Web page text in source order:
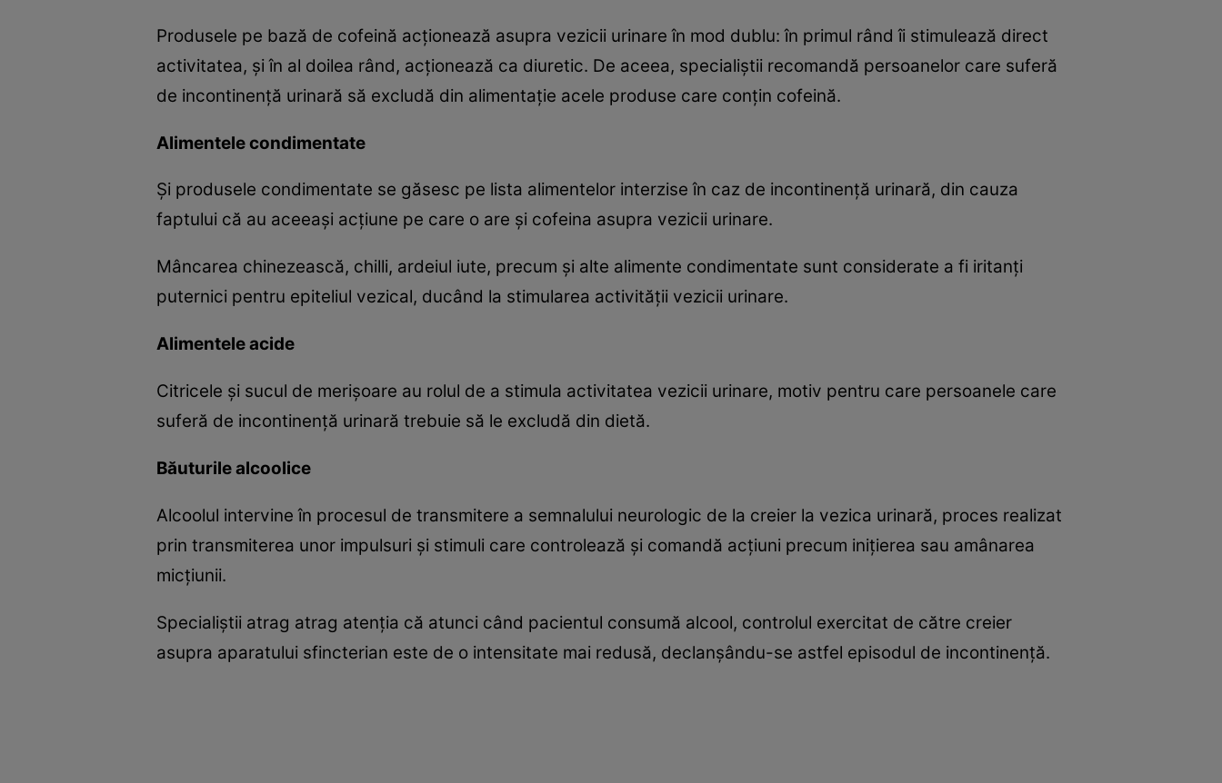
Produsele pe bază de cofeină acţionează asupra vezicii urinare în mod dublu: în primul rând îi stimulează direct
activitatea, şi în al doilea rând, acţionează ca diuretic. De aceea, specialiştii recomandă persoanelor care suferă
de incontinenţă urinară să excludă din alimentaţie acele produse care conţin cofeină.
Alimentele condimentate
Şi produsele condimentate se găsesc pe lista alimentelor interzise în caz de incontinenţă urinară, din cauza
faptului că au aceeaşi acţiune pe care o are şi cofeina asupra vezicii urinare.
Mâncarea chinezească, chilli, ardeiul iute, precum şi alte alimente condimentate sunt considerate a fi iritanţi
puternici pentru epiteliul vezical, ducând la stimularea activităţii vezicii urinare.
Alimentele acide
Citricele şi sucul de merişoare au rolul de a stimula activitatea vezicii urinare, motiv pentru care persoanele care
suferă de incontinenţă urinară trebuie să le excludă din dietă.
Băuturile alcoolice
Alcoolul intervine în procesul de transmitere a semnalului neurologic de la creier la vezica urinară, proces realizat
prin transmiterea unor impulsuri şi stimuli care controlează şi comandă acţiuni precum iniţierea sau amânarea
micţiunii.
Specialiştii atrag atrag atenţia că atunci când pacientul consumă alcool, controlul exercitat de către creier
asupra aparatului sfincterian este de o intensitate mai redusă, declanşându-se astfel episodul de incontinenţă.